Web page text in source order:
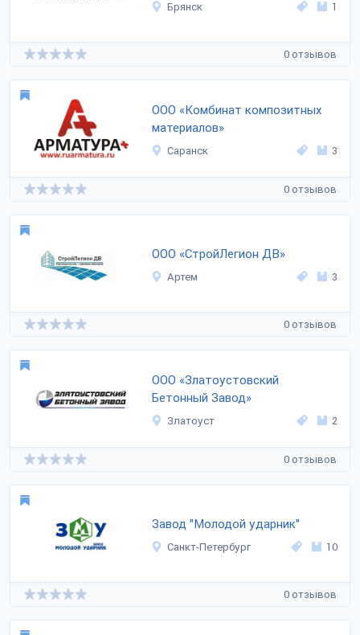
Брянск 1
0 отзывов
ООО «Комбинат композитных
материалов»
Саранск 3
0 отзывов
ООО «СтройЛегион ДВ»
Артем 3
0 отзывов
ООО «Златоустовский
Бетонный Завод»
Златоуст 2
0 отзывов
Завод "Молодой ударник"
Санкт-Петербург 10
0 отзывов